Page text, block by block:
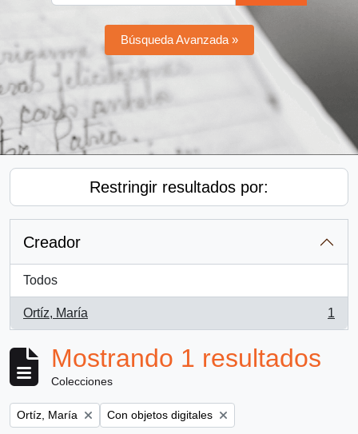
Búsqueda Avanzada »
Restringir resultados por:
Creador
Todos
Ortíz, María
, 1 resultados
1
Mostrando 1 resultados
Colecciones
Remove filter:
Ortíz, María Remove filter:
Con objetos digitales